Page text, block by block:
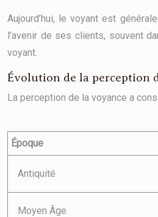
Aujourd’hui, le voyant est
l’avenir de ses clients, souvent
voyant.
Évolution de la perception
La perception de la voyance a
Époque
Antiquité
Moyen Âge